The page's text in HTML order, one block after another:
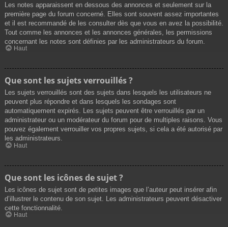
Les notes apparaissent en dessous des annonces et seulement sur la
première page du forum concerné. Elles sont souvent assez importantes
et il est recommandé de les consulter dès que vous en avez la possibilité.
Tout comme les annonces et les annonces générales, les permissions
concernant les notes sont définies par les administrateurs du forum.
Haut
Que sont les sujets verrouillés ?
Les sujets verrouillés sont des sujets dans lesquels les utilisateurs ne
peuvent plus répondre et dans lesquels les sondages sont
automatiquement expirés. Les sujets peuvent être verrouillés par un
administrateur ou un modérateur du forum pour de multiples raisons. Vous
pouvez également verrouiller vos propres sujets, si cela a été autorisé par
les administrateurs.
Haut
Que sont les icônes de sujet ?
Les icônes de sujet sont de petites images que l’auteur peut insérer afin
d’illustrer le contenu de son sujet. Les administrateurs peuvent désactiver
cette fonctionnalité.
Haut